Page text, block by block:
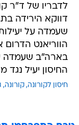
לדבריו של ד"ר
דווקא הירידה
הווריאנט הדרום
החיסון יעיל נגד
חיסון לקורונה קורונה